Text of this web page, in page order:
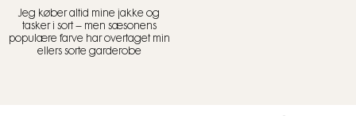
Jeg køber altid mine jakke og
tasker i sort – men sæsonens
populære farve har overtaget min
ellers sorte garderobe